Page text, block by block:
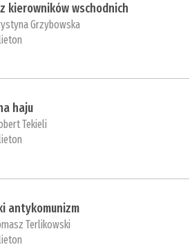
kierowników wschodnich
Grzybowska
haju
Tekieli
antykomunizm
Terlikowski